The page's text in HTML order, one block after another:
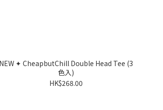
NEW ✦ CheapbutChill Double Head Tee (3
色入)
HK$268.00